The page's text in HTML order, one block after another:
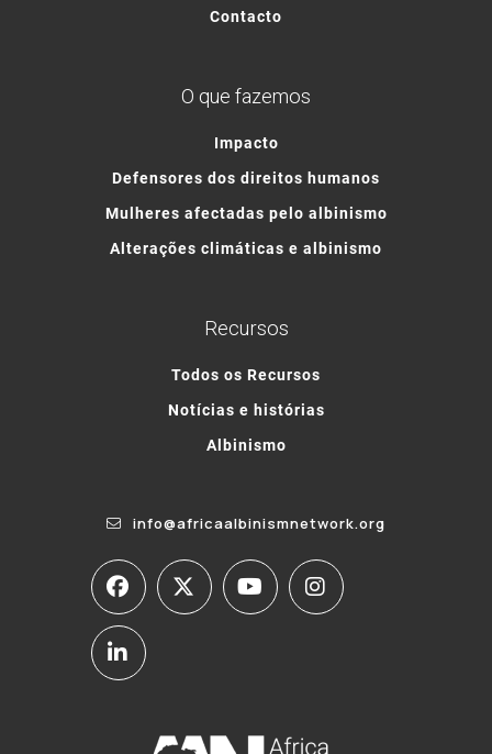
Contacto
O que fazemos
Impacto
Defensores dos direitos humanos
Mulheres afectadas pelo albinismo
Alterações climáticas e albinismo
Recursos
Todos os Recursos
Notícias e histórias
Albinismo
info@africaalbinismnetwork.org